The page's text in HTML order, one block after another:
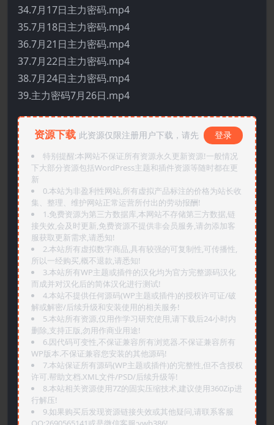
34.7月17日主力密码.mp4
35.7月18日主力密码.mp4
36.7月21日主力密码.mp4
37.7月22日主力密码.mp4
38.7月24日主力密码.mp4
39.主力密码7月26日.mp4
资源下载 此资源仅限注册用户下载，请先 登录
特别提醒:本网站不保证所有资源永久更新资源!一般情况
下大部分资源包括WordPress主题和插件资源等随时都在更
新
0.本站为非盈利性网站,所有虚拟产品标注的价格为站长收
集、整理、维护网站正常运营所付出的劳动报酬!
1.免费资源为第三方数据库,本网站不存储第三方数据,链
接失效,会及时更新,免费资源不提供非会员服务,请勿添加客
服获取更新需求,请悉知!
2.本站所有虚拟数字商品,具有较强的可复制性,可传播性,
所以一经购买,概不退款,请悉知!
3.本站所有WP主题或插件的汉化均为官方完整源码汉化
而成并对汉化后的简体汉化进行测试!
4.本站不提供任何源码(WP主题或插件)的授权许可证/破
解或解密/后续升级和安装使用的相关服务!
5.本站所有资源,仅用作学习研究使用,请下载后24小时内
删除,支持正版,勿用作商业用途!
6.因代码可变性,不保证兼容所有浏览器.不保证兼容所有
WP版本.不保证兼容您安装的其他源码!
7.本站保证所有源码(WP主题或插件)的完整性,但不含授权
许可.帮助文档.XML文件/PSD/后续升级等!
8.本站相关资源使用7Z的固实压缩技术,建议使用360Zip进
行解压!
9.如果购买后发现资源链接失效或其他疑问,请联系客服